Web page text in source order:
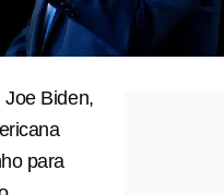
Biden,
para